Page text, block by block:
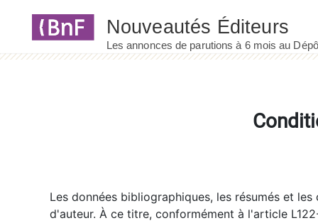
Les données bibliographiques, les résumés et
d'auteur. À ce titre, conformément à l'article